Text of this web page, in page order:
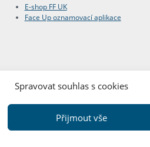
Spravovat souhlas s cookies
Přijmout vše
E-shop FF UK
Face Up oznamovací aplikace